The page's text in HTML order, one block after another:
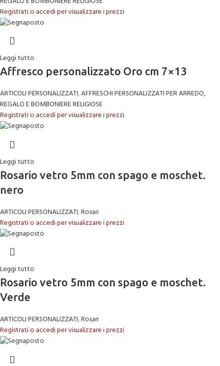
Registrati o accedi per visualizzare i prezzi
Leggi tutto
Affresco personalizzato Oro cm 7×13
ARTICOLI PERSONALIZZATI,AFFRESCHI PERSONALIZZATI PER ARREDO,
REGALO E BOMBONIERE RELIGIOSE
Registrati o accedi per visualizzare i prezzi
Leggi tutto
Rosario vetro 5mm con spago e moschet.
nero
ARTICOLI PERSONALIZZATI,Rosari
Registrati o accedi per visualizzare i prezzi
Leggi tutto
Rosario vetro 5mm con spago e moschet.
Verde
ARTICOLI PERSONALIZZATI,Rosari
Registrati o accedi per visualizzare i prezzi